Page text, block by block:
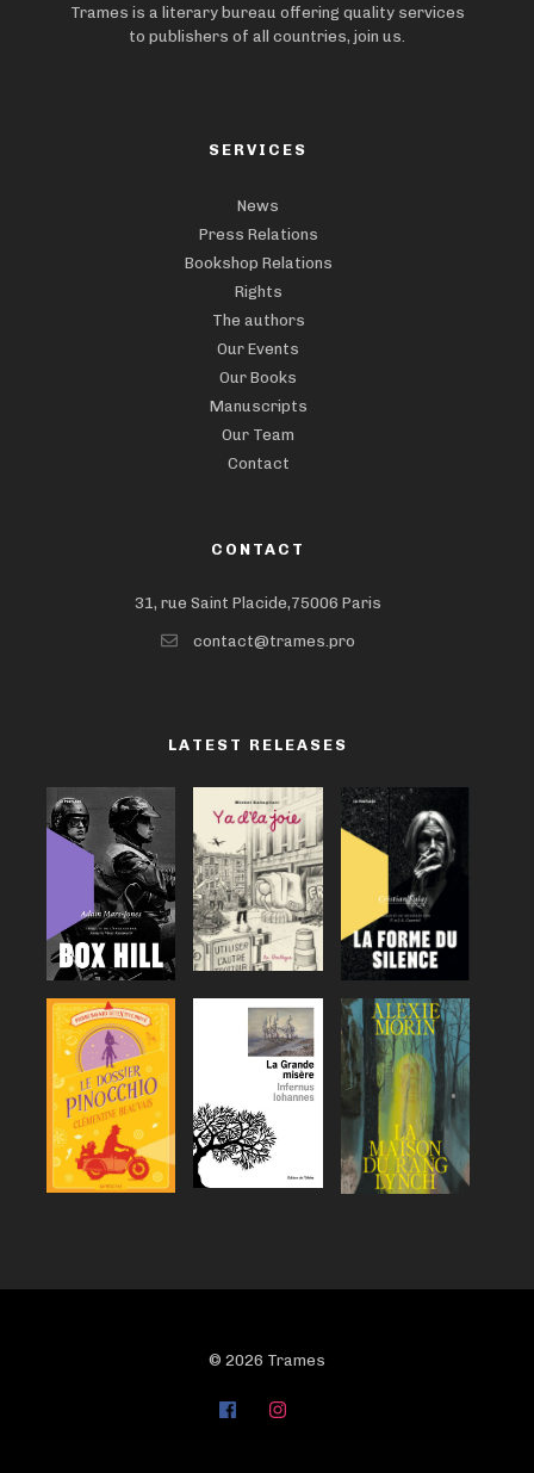
Trames is a literary bureau offering quality services
to publishers of all countries, join us.
SERVICES
News
Press Relations
Bookshop Relations
Rights
The authors
Our Events
Our Books
Manuscripts
Our Team
Contact
CONTACT
31, rue Saint Placide,75006 Paris
contact@trames.pro
LATEST RELEASES
© 2026 Trames